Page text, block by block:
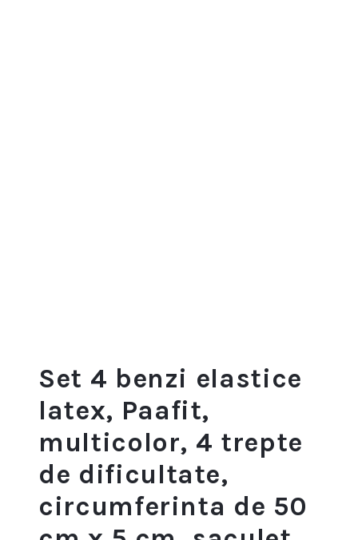
Set 4 benzi elastice
latex, Paafit,
multicolor, 4 trepte
de dificultate,
circumferinta de 50